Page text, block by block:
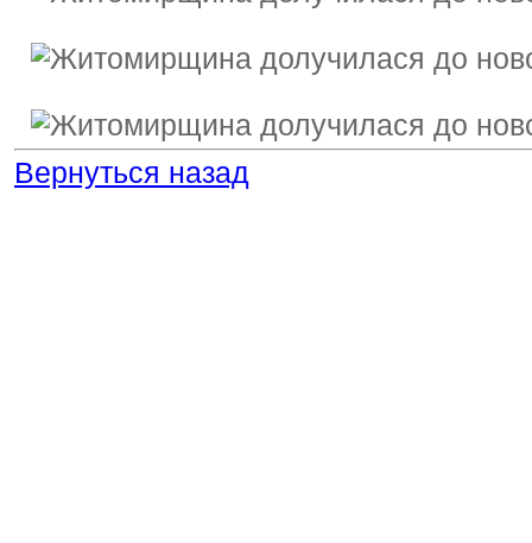
Вернуться назад